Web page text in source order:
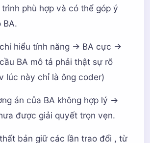
phù hợp và có thể góp ý
BA.
hiểu tính năng -> BA cực ->
BA mô tả phải thật sự rõ
lúc này chỉ là ông coder)
án của BA không hợp lý ->
được giải quyết trọn vẹn.
bản giữ các lần trao đổi , từ